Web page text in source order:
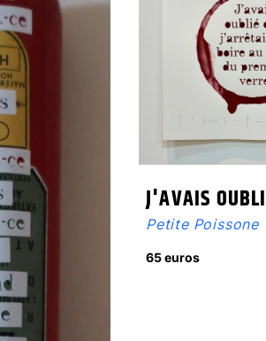
J'AVAIS
Petite Poissone
65 euros